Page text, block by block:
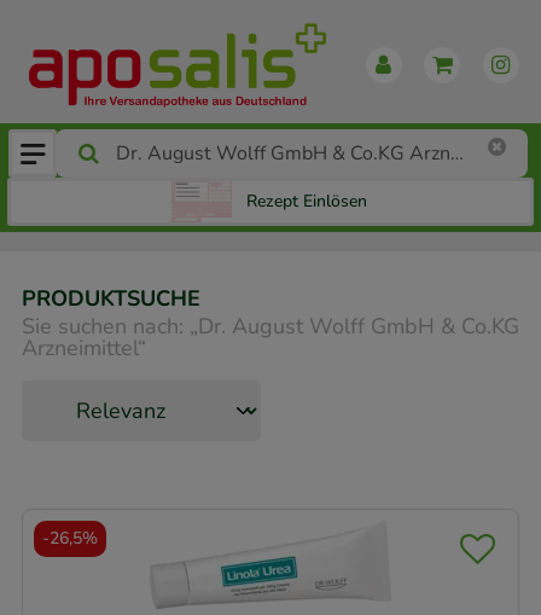
Rezept Einlösen
PRODUKTSUCHE
Sie suchen nach: „Dr. August Wolff GmbH & Co.KG
Arzneimittel“
-26,5%